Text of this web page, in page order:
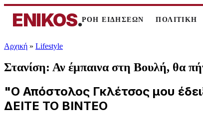
ENIKOS.ΡΟΗ ΕΙΔΗΣΕΩΝ ΠΟΛΙΤΙΚΗ
Αρχική » Lifestyle
Στανίση: Αν έμπαινα στη Βουλή, θα
"O Απόστολος Γκλέτσος μου
ΔΕΙΤΕ ΤΟ ΒΙΝΤΕΟ